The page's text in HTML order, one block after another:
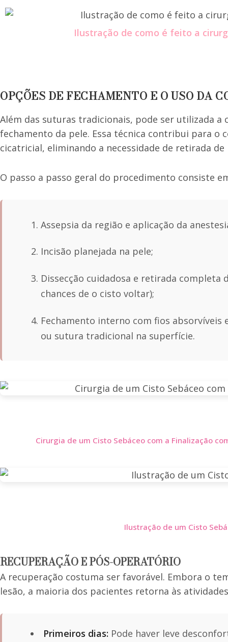
Ilustração de como é feito a
OPÇÕES DE FECHAMENTO E O USO DA
Além das suturas tradicionais, pode ser utilizada a
fechamento da pele. Essa técnica contribui para
cicatricial, eliminando a necessidade de retirada
O passo a passo geral do procedimento consiste
Assepsia da região e aplicação da
Incisão planejada na pele;
Dissecção cuidadosa e retirada completa
chances de o cisto voltar);
Fechamento interno com fios absorvíveis
ou sutura tradicional na superfície.
Cirurgia de um Cisto Sebáceo com a Finalização
Ilustração de um Cisto
RECUPERAÇÃO E PÓS-OPERATÓRIO
A recuperação costuma ser favorável. Embora o
lesão, a maioria dos pacientes retorna às
Primeiros dias: Pode haver leve